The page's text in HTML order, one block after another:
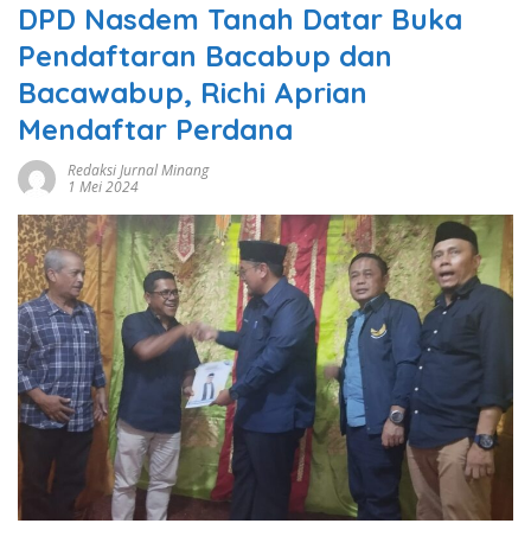
DPD Nasdem Tanah Datar Buka
Pendaftaran Bacabup dan
Bacawabup, Richi Aprian
Mendaftar Perdana
Redaksi Jurnal Minang
1 Mei 2024